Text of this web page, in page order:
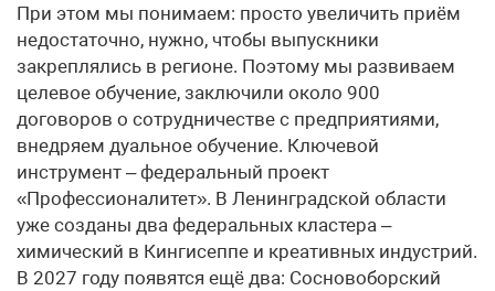
При этом мы понимаем: просто увеличить приём
недостаточно, нужно, чтобы выпускники
закреплялись в регионе. Поэтому мы развиваем
целевое обучение, заключили около 900
договоров о сотрудничестве с предприятиями,
внедряем дуальное обучение. Ключевой
инструмент – федеральный проект
«Профессионалитет». В Ленинградской области
уже созданы два федеральных кластера –
химический в Кингисеппе и креативных индустрий.
В 2027 году появятся ещё два: Сосновоборский